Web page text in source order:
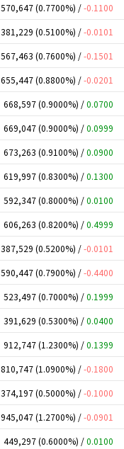
570,647 (0.7700%) /-0.1100
381,229 (0.5100%) /-0.0101
567,463 (0.7600%) /-0.1501
655,447 (0.8800%) /-0.0201
668,597 (0.9000%) /0.0700
669,047 (0.9000%) /0.0999
673,263 (0.9100%) /0.0900
619,997 (0.8300%) /0.1300
592,347 (0.8000%) /0.0100
606,263 (0.8200%) /0.4999
387,529 (0.5200%) /-0.0101
590,447 (0.7900%) /-0.4400
523,497 (0.7000%) /0.1999
391,629 (0.5300%) /0.0400
912,747 (1.2300%) /0.1399
810,747 (1.0900%) /-0.1800
374,197 (0.5000%) /-0.1000
945,047 (1.2700%) /-0.0901
449,297 (0.6000%) /0.0100